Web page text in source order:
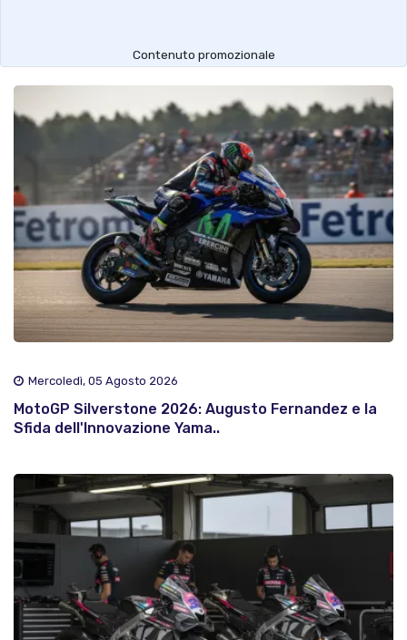
Contenuto promozionale
Mercoledì, 05 Agosto 2026
MotoGP Silverstone 2026: Augusto Fernandez e la
Sfida dell'Innovazione Yama..